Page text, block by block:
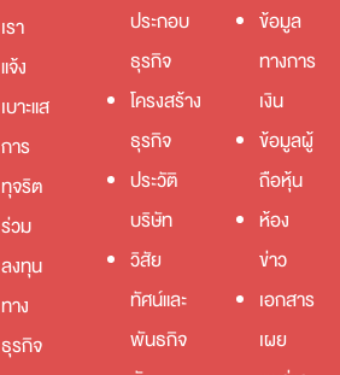
เรา
แจ้ง
เบาะแส
การ
ทุจริต
ร่วม
ลงทุน
ทาง
ธุรกิจ
ประกอบ
ธุรกิจ
โครงสร้าง
ธุรกิจ
ประวัติ
บริษัท
วิสัย
ทัศน์และ
พันธกิจ
ข้อมูล
ทางการ
เงิน
ข้อมูลผู้
ถือหุ้น
ห้อง
ข่าว
เอกสาร
เผย